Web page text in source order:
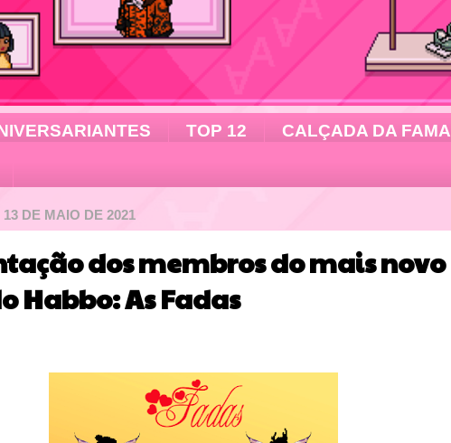
TOP 12 CALÇADA DA FAMA
DE MAIO DE 2021
dos membros do mais novo
Habbo: As Fadas